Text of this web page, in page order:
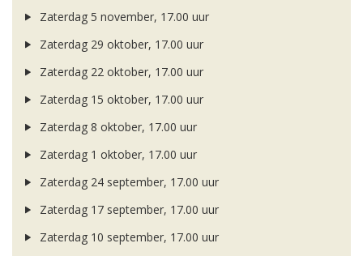
Zaterdag 5 november, 17.00 uur
Zaterdag 29 oktober, 17.00 uur
Zaterdag 22 oktober, 17.00 uur
Zaterdag 15 oktober, 17.00 uur
Zaterdag 8 oktober, 17.00 uur
Zaterdag 1 oktober, 17.00 uur
Zaterdag 24 september, 17.00 uur
Zaterdag 17 september, 17.00 uur
Zaterdag 10 september, 17.00 uur